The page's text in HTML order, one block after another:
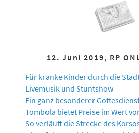
12. Juni 2019, RP
Für kranke Kinder durch die
Livemusik und Stuntshow
Ein ganz besonderer
Tombola bietet Preise im Wert
So verläuft die Strecke des